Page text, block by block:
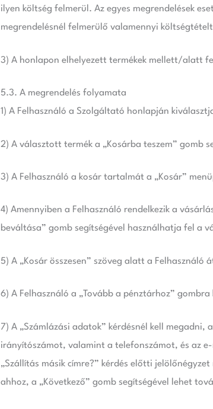
ilyen költség felmerül. Az egyes megrendelések
megrendelésnél felmerülő valamennyi
3) A honlapon elhelyezett termékek mellett/alatt
5.3. A megrendelés folyamata
1) A Felhasználó a Szolgáltató honlapján
2) A választott termék a „Kosárba teszem” gomb
3) A Felhasználó a kosár tartalmát a „Kosár”
4) Amennyiben a Felhasználó rendelkezik a
beváltása” gomb segítségével használhatja fel a
5) A „Kosár összesen” szöveg alatt a
6) A Felhasználó a „Tovább a pénztárhoz”
7) A „Számlázási adatok” kérdésnél kell
irányítószámot, valamint a telefonszámot, és az
„Szállítás másik címre?” kérdés előtti
ahhoz, a „Következő” gomb segítségével lehet